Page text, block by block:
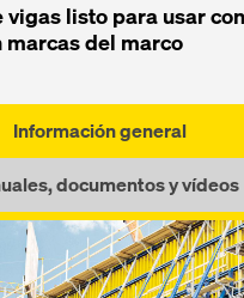
vi­gas listo pa­ra usar
del marco
Información general
documentos y vídeos